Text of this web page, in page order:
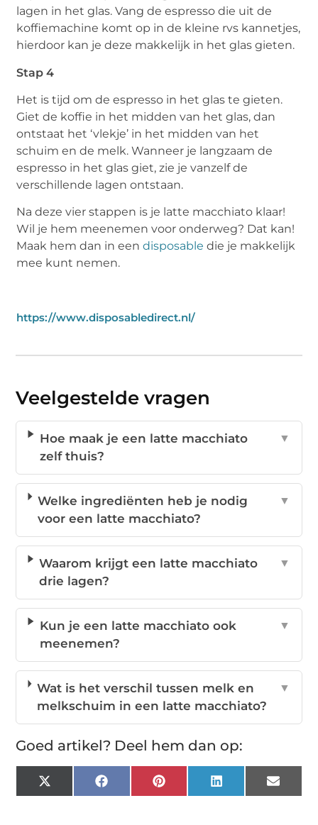
lagen in het glas. Vang de espresso die uit de
koffiemachine komt op in de kleine rvs kannetjes,
hierdoor kan je deze makkelijk in het glas gieten.
Stap 4
Het is tijd om de espresso in het glas te gieten.
Giet de koffie in het midden van het glas, dan
ontstaat het ‘vlekje’ in het midden van het
schuim en de melk. Wanneer je langzaam de
espresso in het glas giet, zie je vanzelf de
verschillende lagen ontstaan.
Na deze vier stappen is je latte macchiato klaar!
Wil je hem meenemen voor onderweg? Dat kan!
Maak hem dan in eendisposable die je makkelijk
mee kunt nemen.
https://www.disposabledirect.nl/
Veelgestelde vragen
Hoe maak je een latte macchiato
zelf thuis?
▼
Welke ingrediënten heb je nodig
voor een latte macchiato?
▼
Waarom krijgt een latte macchiato
drie lagen?
▼
Kun je een latte macchiato ook
meenemen?
▼
Wat is het verschil tussen melk en
melkschuim in een latte macchiato?
▼
Goed artikel? Deel hem dan op:
X
(Twitter)
FacebookPinterest LinkedIn Email